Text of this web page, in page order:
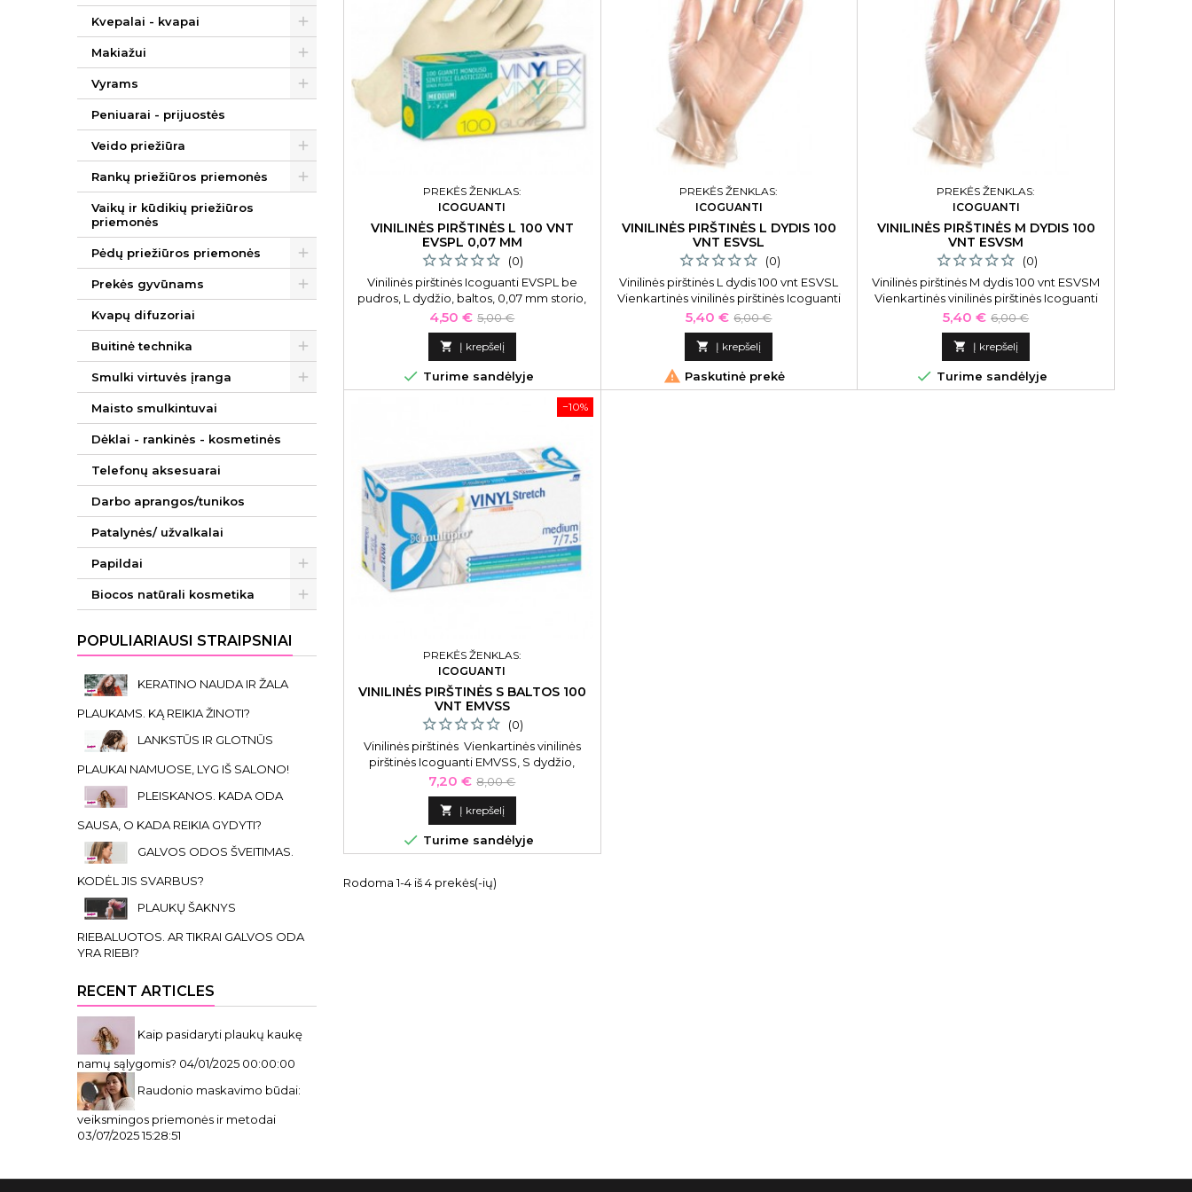
Kvepalai - kvapai
Makiažui
Vyrams
Peniuarai - prijuostės
Veido priežiūra
Rankų priežiūros priemonės
Vaikų ir kūdikių priežiūros
priemonės
Pėdų priežiūros priemonės
Prekės gyvūnams
Kvapų difuzoriai
Buitinė technika
Smulki virtuvės įranga
Maisto smulkintuvai
Dėklai - rankinės - kosmetinės
Telefonų aksesuarai
Darbo aprangos/tunikos
Patalynės/ užvalkalai
Papildai
Biocos natūrali kosmetika
POPULIARIAUSI STRAIPSNIAI
KERATINO NAUDA IR ŽALA
PLAUKAMS. KĄ REIKIA ŽINOTI?
LANKSTŪS IR GLOTNŪS
PLAUKAI NAMUOSE, LYG IŠ SALONO!
PLEISKANOS. KADA ODA
SAUSA, O KADA REIKIA GYDYTI?
GALVOS ODOS ŠVEITIMAS.
KODĖL JIS SVARBUS?
PLAUKŲ ŠAKNYS
RIEBALUOTOS. AR TIKRAI GALVOS ODA
YRA RIEBI?
RECENT ARTICLES
Kaip pasidaryti plaukų kaukę
namų sąlygomis? 04/01/2025 00:00:00
Raudonio maskavimo būdai:
veiksmingos priemonės ir metodai
03/07/2025 15:28:51
PREKĖS ŽENKLAS:
ICOGUANTI
VINILINĖS PIRŠTINĖS L 100 VNT
EVSPL 0,07 MM
(0)
Vinilinės pirštinės Icoguanti EVSPL be
pudros, L dydžio, baltos, 0,07 mm storio,
100 vnt. Skirtos vienkartiniam naudojimui.
Kaina
4,50 € Bazinė
kaina
5,00 €
 Į krepšelį
 Turime sandėlyje
PREKĖS ŽENKLAS:
ICOGUANTI
VINILINĖS PIRŠTINĖS L DYDIS 100
VNT ESVSL
(0)
Vinilinės pirštinės L dydis 100 vnt ESVSL
Vienkartinės vinilinės pirštinės Icoguanti
ESVSL be pudros, L dydžio, 100 vnt.
Kaina
5,40 € Bazinė
kaina
6,00 €
 Į krepšelį
 Paskutinė prekė
PREKĖS ŽENKLAS:
ICOGUANTI
VINILINĖS PIRŠTINĖS M DYDIS 100
VNT ESVSM
(0)
Vinilinės pirštinės M dydis 100 vnt ESVSM
Vienkartinės vinilinės pirštinės Icoguanti
ESVSM be pudros, M dydžio, 100 vnt.
Kaina
5,40 € Bazinė
kaina
6,00 €
 Į krepšelį
 Turime sandėlyje
−10%
PREKĖS ŽENKLAS:
ICOGUANTI
VINILINĖS PIRŠTINĖS S BALTOS 100
VNT EMVSS
(0)
Vinilinės pirštinės Vienkartinės vinilinės
pirštinės Icoguanti EMVSS, S dydžio,
baltos spalvos, 100 vnt.
Kaina
7,20 € Bazinė
kaina
8,00 €
 Į krepšelį
 Turime sandėlyje
Rodoma 1-4 iš 4 prekės(-ių)